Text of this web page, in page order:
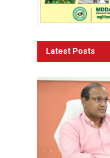
Latest Posts